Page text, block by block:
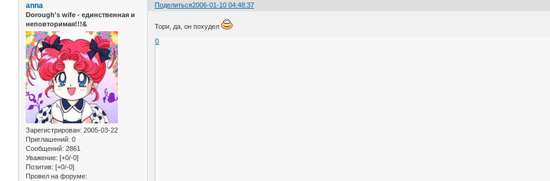
Поделиться2006-01-10 04:48:37
anna
Dorough's wife - единственная и
неповторимая!!!&
Зарегистрирован: 2005-03-22
Приглашений: 0
Сообщений: 2861
Уважение: [+0/-0]
Позитив: [+0/-0]
Провел на форуме:
Тори, да, он похудел
0